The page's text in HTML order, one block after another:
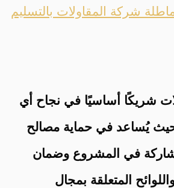
شركة المقاولات بالتسليم
شريكًا أساسيًا في نجاح أي
يُساعد في حماية مصالح
في المشروع وضمان
المتعلقة بمجال